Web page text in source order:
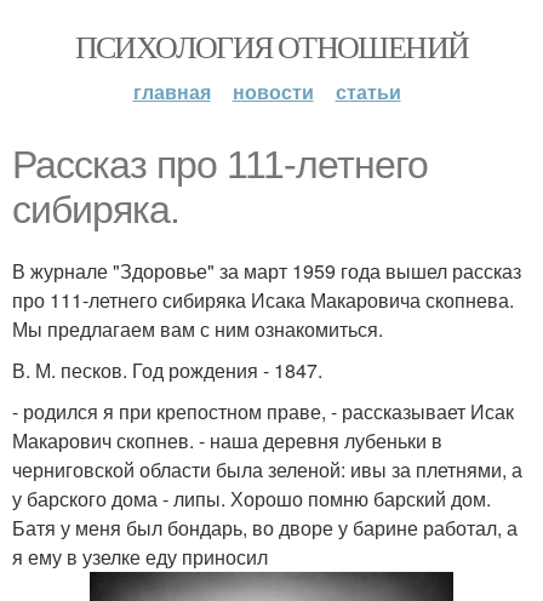
ПСИХОЛОГИЯ ОТНОШЕНИЙ
главная новости статьи
Рассказ про 111-летнего
сибиряка.
В журнале "Здоровье" за март 1959 года вышел рассказ
про 111-летнего сибиряка Исака Макаровича скопнева.
Мы предлагаем вам с ним ознакомиться.
В. М. песков. Год рождения - 1847.
- родился я при крепостном праве, - рассказывает Исак
Макарович скопнев. - наша деревня лубеньки в
черниговской области была зеленой: ивы за плетнями, а
у барского дома - липы. Хорошо помню барский дом.
Батя у меня был бондарь, во дворе у барине работал, а
я ему в узелке еду приносил